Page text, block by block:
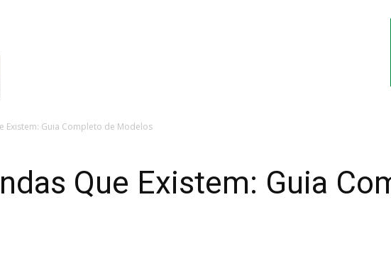
Existem: Guia Completo de Modelos
Que Existem: Guia